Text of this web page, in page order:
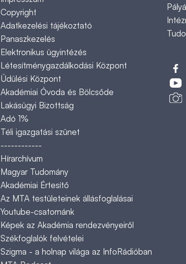
Copyright
Adatkezelési tájékoztató
Panaszkezelés
Elektronikus ügyintézés
Létesítménygazdálkodási Központ
Üdülési Központ
Akadémiai Óvoda és Bölcsőde
Lakásügyi Bizottság
Adó 1%
Téli igazgatási szünet
------------
Hírarchívum
Magyar Tudomány
Akadémiai Értesítő
Az MTA testületeinek állásfoglalásai
Youtube-csatornánk
Képek az Akadémia rendezvényeiről
Székfoglalók felvételei
Szigma - a holnap világa az InfoRádióban